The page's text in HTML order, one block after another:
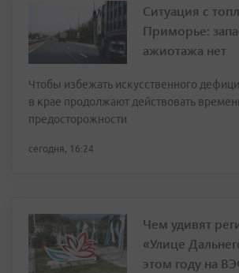
Ситуация с
Приморье:
ажиотажа нет
Чтобы избежать искусственного
в крае продолжают действовать
предосторожности
сегодня, 16:24
Чем удивят
«Улице
этом году на